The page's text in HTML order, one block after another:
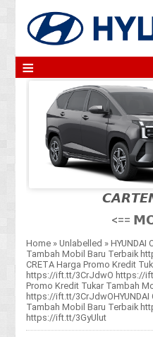
≡
<==
Home »Unlabelled »HYUNDAI
Tambah Mobil Baru Terbaik
CRETA Harga Promo Kredit
https://ift.tt/3CrJdwO https://
Promo Kredit Tukar Tambah
https://ift.tt/3CrJdwOHYUNDAI
Tambah Mobil Baru Terbaik
https://ift.tt/3GyUlut